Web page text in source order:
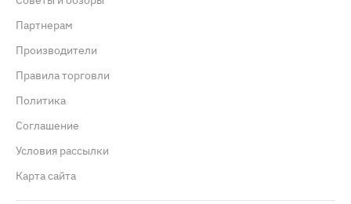
Партнерам
Производители
Правила торговли
Политика
Cоглашение
Условия рассылки
Карта сайта